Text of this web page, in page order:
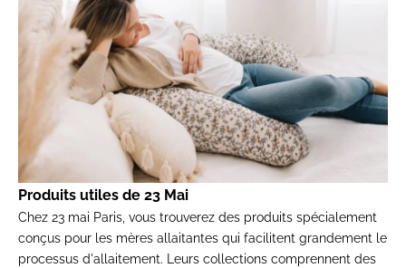
Produits utiles de 23 Mai
Chez 23 mai Paris, vous trouverez des produits spécialement
conçus pour les mères allaitantes qui facilitent grandement le
processus d'allaitement. Leurs collections comprennent des